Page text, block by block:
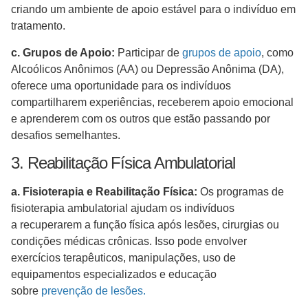
criando um ambiente de apoio estável para o indivíduo em
tratamento.
c. Grupos de Apoio: Participar de grupos de apoio, como
Alcoólicos Anônimos (AA) ou Depressão Anônima (DA),
oferece uma oportunidade para os indivíduos
compartilharem experiências, receberem apoio emocional
e aprenderem com os outros que estão passando por
desafios semelhantes.
3. Reabilitação Física Ambulatorial
a. Fisioterapia e Reabilitação Física: Os programas de
fisioterapia ambulatorial ajudam os indivíduos
a recuperarem a função física após lesões, cirurgias ou
condições médicas crônicas. Isso pode envolver
exercícios terapêuticos, manipulações, uso de
equipamentos especializados e educação
sobre prevenção de lesões.